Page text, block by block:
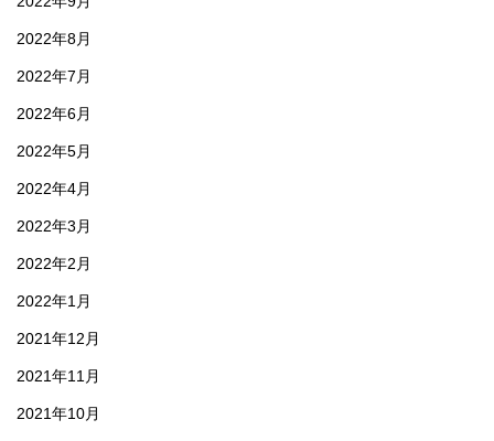
2022年8月
2022年7月
2022年6月
2022年5月
2022年4月
2022年3月
2022年2月
2022年1月
2021年12月
2021年11月
2021年10月